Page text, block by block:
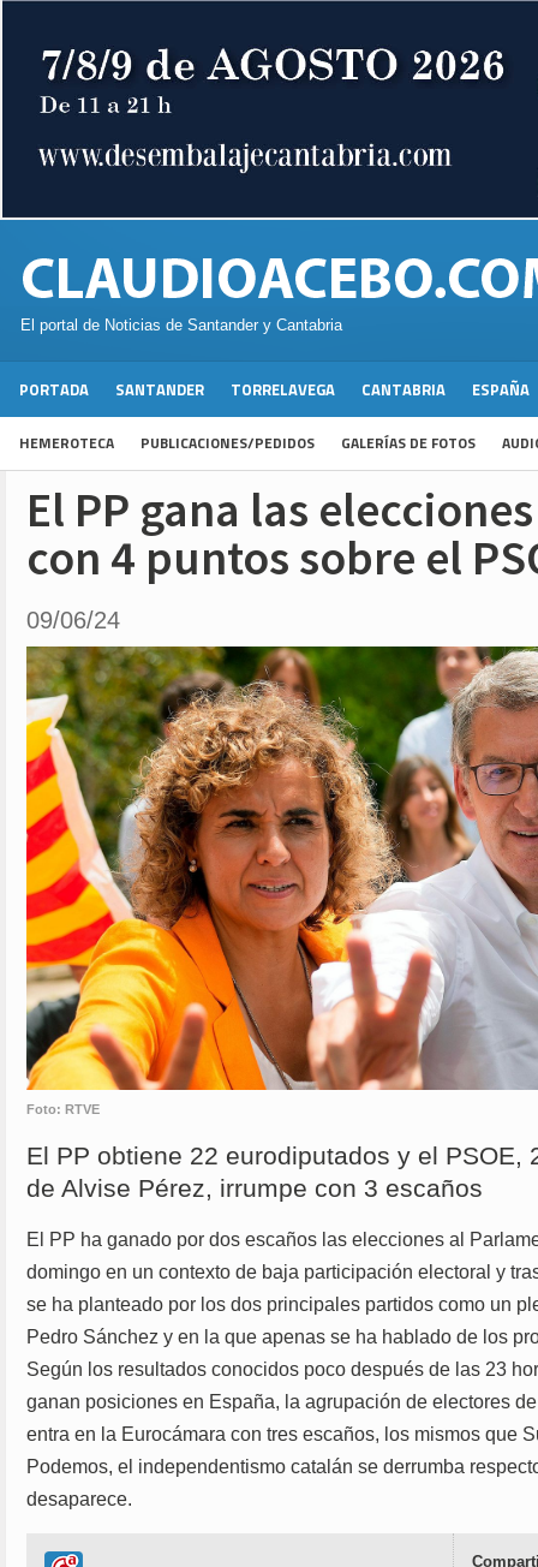
El portal de Noticias de Santander y Cantabria
PORTADA SANTANDER TORRELAVEGA CANTABRIA ESPAÑA
HEMEROTECA PUBLICACIONES/PEDIDOS GALERÍAS DE FOTOS
El PP gana las
con 4 puntos sobre el
09/06/24
Foto: RTVE
El PP obtiene 22 eurodiputados y el PSOE,
de Alvise Pérez, irrumpe con 3 escaños
El PP ha ganado por dos escaños las elecciones al
domingo en un contexto de baja participación electoral y
se ha planteado por los dos principales partidos como un
Pedro Sánchez y en la que apenas se ha hablado de los
Según los resultados conocidos poco después de las 23
ganan posiciones en España, la agrupación de electores
entra en la Eurocámara con tres escaños, los mismos que
Podemos, el independentismo catalán se derrumba
desaparece.